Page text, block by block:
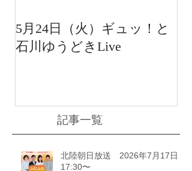
5月24日（火）ギュッ！と
石川ゆうどきLive
記事一覧
北陸朝日放送 2026年7月17日
17:30〜